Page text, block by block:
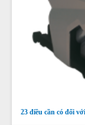
23 điều cần có đối